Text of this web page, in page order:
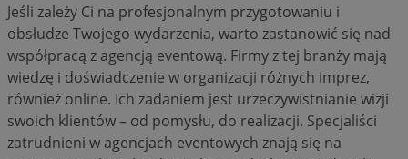
Jeśli zależy Ci na profesjonalnym przygotowaniu i
obsłudze Twojego wydarzenia, warto zastanowić się nad
współpracą z agencją eventową. Firmy z tej branży mają
wiedzę i doświadczenie w organizacji różnych imprez,
również online. Ich zadaniem jest urzeczywistnianie wizji
swoich klientów – od pomysłu, do realizacji. Specjaliści
zatrudnieni w agencjach eventowych znają się na